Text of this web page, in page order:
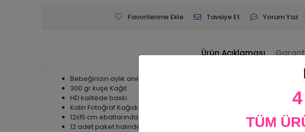
Favorilerime Ekle Tavsiye Et Yorum Yaz
Ürün Açıklaması
Bebeğinizin aylık anılarını hatırlatıcı anı kartlarıdır.
300 gr kuşe Kağıt
HD kalitede baskı
Kalın Fotoğraf Kağıdı Kalınlığında
12x15 cm ebatlarında
12 adet paket halinde gönderilir.
TÜM